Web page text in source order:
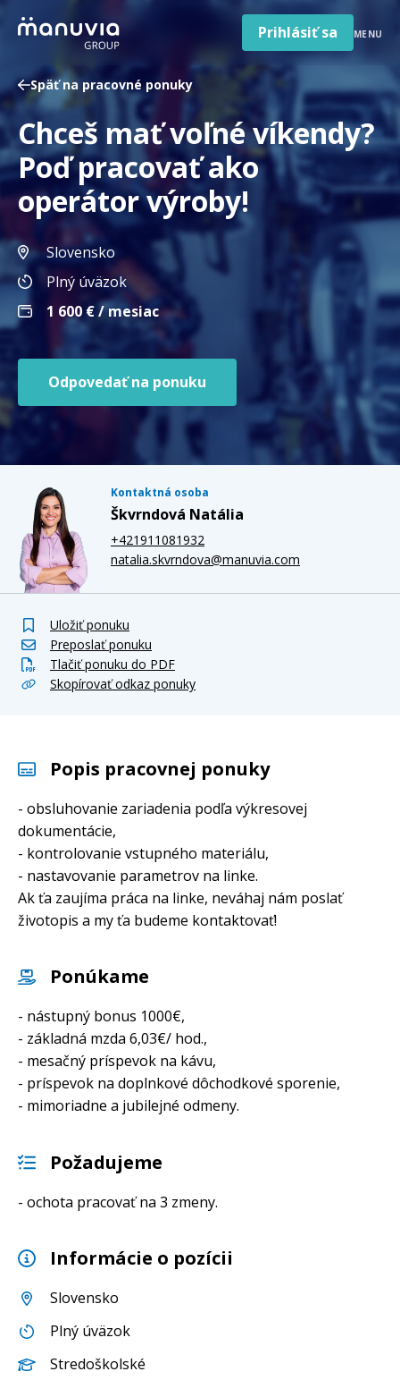
Poradňa a články
Pre firmy a zamestnávateľov
O nás
Slovenčina
Jazyk
Slovensko
Krajina/región
Prihlásiť sa MENU
Späť na pracovné ponuky
Chceš mať voľné víkendy?
Poď pracovať ako
operátor výroby!
Slovensko
Plný úväzok
1 600 € / mesiac
Odpovedať na ponuku
Kontaktná osoba
Škvrndová Natália
+421911081932
natalia.skvrndova@manuvia.com
Uložiť ponuku
Preposlať ponuku
Tlačiť ponuku do PDF
Skopírovať odkaz ponuky
Popis pracovnej ponuky
- obsluhovanie zariadenia podľa výkresovej
dokumentácie,
- kontrolovanie vstupného materiálu,
- nastavovanie parametrov na linke.
Ak ťa zaujíma práca na linke, neváhaj nám poslať
životopis a my ťa budeme kontaktovať!
Ponúkame
- nástupný bonus 1000€,
- základná mzda 6,03€/ hod.,
​​​- mesačný príspevok na kávu,
​​​- príspevok na doplnkové dôchodkové sporenie,
​​​- mimoriadne a jubilejné odmeny.
Požadujeme
- ochota pracovať na 3 zmeny.
Informácie o pozícii
Slovensko
Plný úväzok
Stredoškolské